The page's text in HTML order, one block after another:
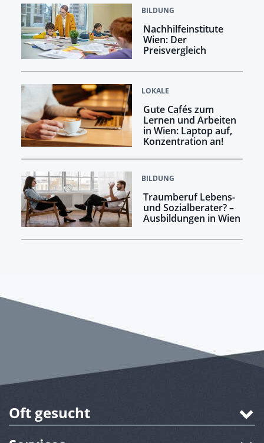
BILDUNG
Nachhilfeinstitute
Wien: Der
Preisvergleich
LOKALE
Gute Cafés zum
Lernen und Arbeiten
in Wien: Laptop auf,
Konzentration an!
BILDUNG
Traumberuf Lebens-
und Sozialberater? –
Ausbildungen in Wien
Oft gesucht